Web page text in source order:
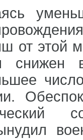
от этой
снижен